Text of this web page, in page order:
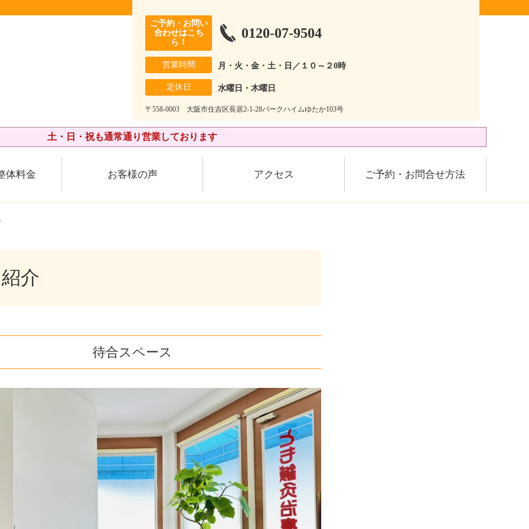
ご予約・お問い
合わせはこち
ら！
0120-07-9504
営業時間 月・火・金・土・日／１０～２0時
定休日 水曜日・木曜日
〒558-0003 大阪市住吉区長居2-1-28パークハイムゆたか103号
土・日・祝も通常通り営業しております
体料金 お客様の声 アクセス ご予約・お問合せ方法
介
待合スペース